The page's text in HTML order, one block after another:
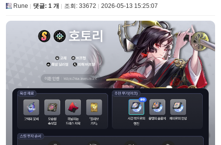
Rune 댓글: 1 개 조회: 33672 2026-05-13 15:25:07